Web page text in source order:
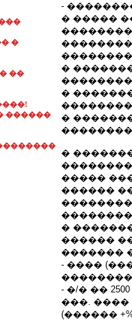
�
��
������
-
� �����
�
�
�
�
�����
������
�
������
�������
- ����
- �/� ��
���. ����
(������